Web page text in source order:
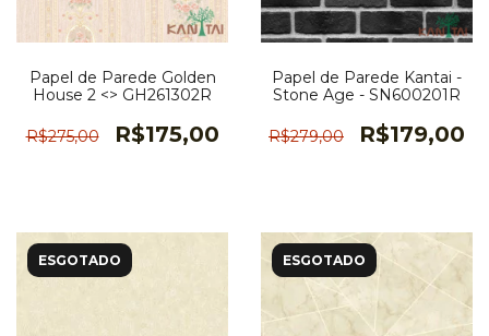
Papel de Parede Golden
House 2 <> GH261302R
R$275,00 R$175,00
Papel de Parede Kantai -
Stone Age - SN600201R
R$279,00 R$179,00
ESGOTADO ESGOTADO